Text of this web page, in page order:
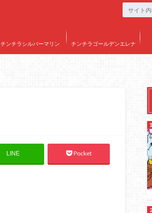
チンチラシルバーマリン チンチラゴールデンエレナ
LINE Pocket